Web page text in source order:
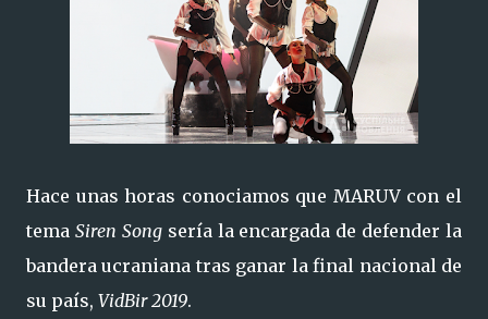
Hace unas horas conociamos que MARUV con el
tema Siren Songsería la encargada de defender la
bandera ucraniana tras ganar la final nacional de
su país, VidBir 2019.